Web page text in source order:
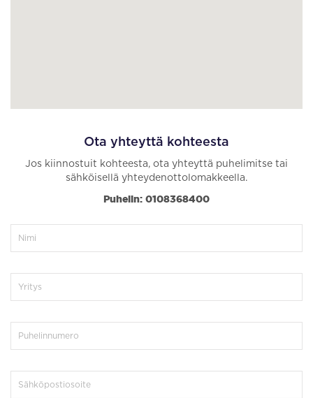
Ota yhteyttä kohteesta
Jos kiinnostuit kohteesta, ota yhteyttä puhelimitse tai
sähköisellä yhteydenottolomakkeella.
Puhelin: 0108368400